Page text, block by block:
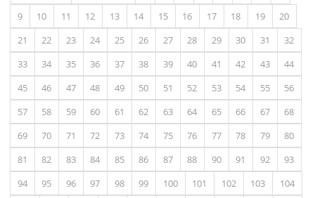
9
10 11 12 13 14 15 16 17 18 19
20
21
22 23 24 25 26 27 28 29 30 31
32
33
34 35 36 37 38 39 40 41 42 43
44
45
46 47 48 49 50 51 52 53 54 55
56
57
58 59 60 61 62 63 64 65 66 67
68
69
70 71 72 73 74 75 76 77 78 79
80
81
82 83 84 85 86 87 88 90 91 92
93
94
95 96 97 98 99 100 101 102 103
104